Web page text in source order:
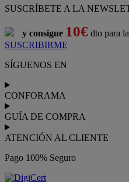
SUSCRÍBETE A LA
y consigue 10€ dto para
SUSCRIBIRME
SÍGUENOS EN
CONFORAMA
GUÍA DE COMPRA
ATENCIÓN AL CLIENTE
Pago 100% Seguro